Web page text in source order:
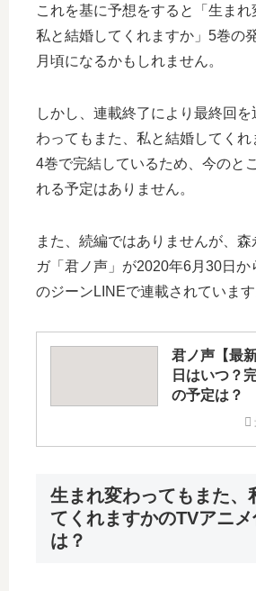
これを基に予想をすると「生まれ
私と結婚してくれますか」5巻の
月頃になるかもしれません。
しかし、連載終了により最終回
わってもまた、私と結婚してく
4巻で完結しているため、今のと
れる予定はありません。
また、続編ではありませんが、
ガ「君ノ声」が2020年6月30日か
のジーンLINEで連載されています
君ノ声【最
日はいつ？
の予定は？
生まれ変わってもまた、
てくれますかのTVアニ
は？